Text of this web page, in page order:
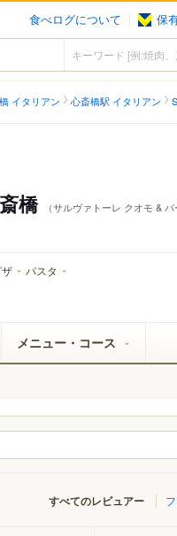
食べログについて 保
イタリアン 心斎橋駅 イタリアン
橋 （サルヴァトーレ クオモ & バ
ザ パスタ
メニュー・コース
すべてのレビュアー